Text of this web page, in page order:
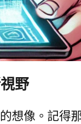
野
想像。記得